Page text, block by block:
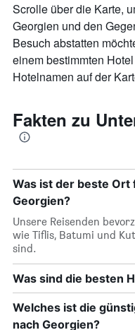
Scrolle über die Karte,
Georgien und den
Besuch abstatten
einem bestimmten
Hotelnamen auf der
Fakten zu
Was ist der beste
Georgien?
Unsere Reisenden
wie Tiflis, Batumi und
sind.
Was sind die besten
Welches ist die
nach Georgien?